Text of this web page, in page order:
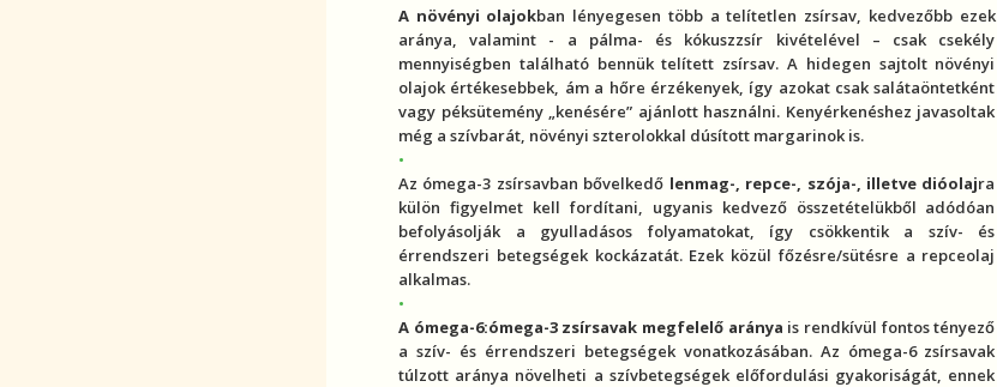
A növényi olajokban lényegesen több atelítetlen zsírsav, kedvezőbb ezek
aránya, valamint - a pálma- és kókuszzsír kivételével – csak csekély
mennyiségben található bennüktelített zsírsav. A hidegen sajtolt növényi
olajok értékesebbek, ám a hőre érzékenyek, így azokat csak salátaöntetként
vagy péksütemény „kenésére” ajánlott használni. Kenyérkenéshez javasoltak
még a szívbarát, növényi szterolokkal dúsított margarinok is.
Az ómega-3 zsírsavban bővelkedő lenmag-, repce-, szója-, illetve dióolajra
külön figyelmet kell fordítani, ugyanis kedvező összetételükből adódóan
befolyásolják a gyulladásos folyamatokat, így csökkentik a szív- és
érrendszeri betegségek kockázatát. Ezek közül főzésre/sütésre a repceolaj
alkalmas.
A ómega-6:ómega-3 zsírsavak megfelelő aránya is rendkívül fontos tényező
a szív- és érrendszeri betegségek vonatkozásában. Az ómega-6 zsírsavak
túlzott aránya növelheti a szívbetegségek előfordulási gyakoriságát, ennek